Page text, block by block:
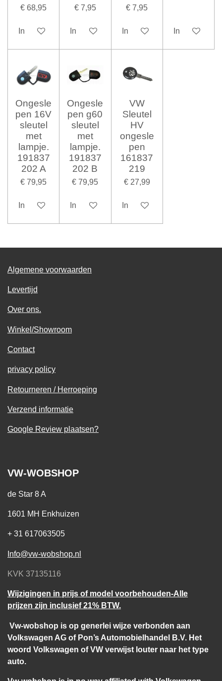
€ 68,95
In winkelwagen
€ 7,95
In winkelwagen
€ 7,95
In winkelwagenIn
Ongesle
pen 16V
sleutel
met
lampje.
191837
202 A
€ 79,95
In winkelwagen
Ongesle
pen g60
sleutel
met
lampje.
191837
202 B
€ 79,95
In winkelwagen
VW
Sleutel
HV
ongesle
pen
161837
219
€ 27,99
In winkelwagen
Algemene voorwaarden
Levertijd
Over ons.
Winkel/Showroom
Contact
privacy policy
Retourneren / Herroeping
Verzend informatie
Google Review plaatsen?
VW-WOBSHOP
de Star 8 A
1601 MH Enkhuizen
+ 31 617063505
Info@vw-wobshop.nl
KVK 37135116
Wijzigingen in prijs of model voorbehouden-Alle
prijzen zijn inclusief 21% BTW.
Vw-wobshop is op generlei wijze verbonden aan
Volkswagen AG of Pon’s Automobielhandel B.V. Het
woord Volkswagen of VW verwijst louter naar het type
auto.